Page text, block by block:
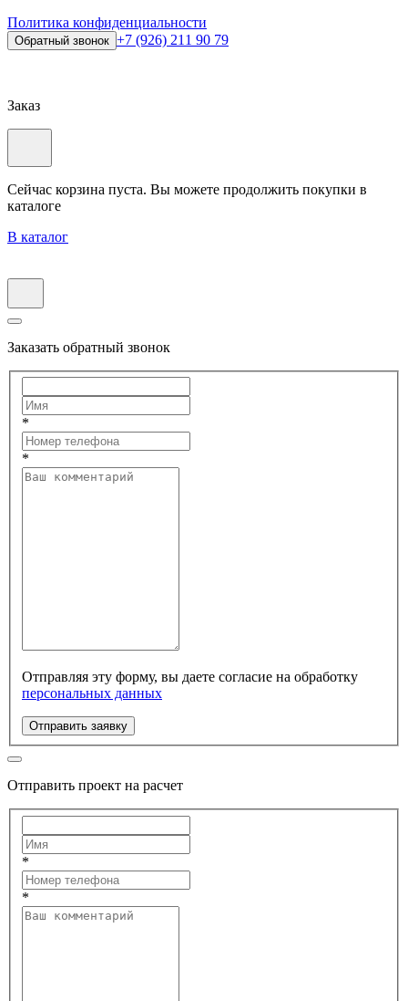
Политика конфиденциальности
Обратный звонок +7 (926) 211 90 79
Заказ
Сейчас корзина пуста. Вы можете продолжить покупки в
каталоге
В каталог
Заказать обратный звонок
*
*
Отправляя эту форму, вы даете согласие на обработку
персональных данных
Отправить заявку
Отправить проект на расчет
*
*